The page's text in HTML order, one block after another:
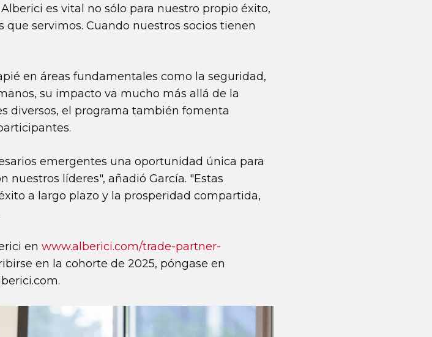
es vital no sólo para nuestro propio éxito,
servimos. Cuando nuestros socios tienen
en áreas fundamentales como la seguridad,
su impacto va mucho más allá de la
diversos, el programa también fomenta
emergentes una oportunidad única para
nuestros líderes", añadió García. "Estas
a largo plazo y la prosperidad compartida,
en www.alberici.com/trade-partner-
en la cohorte de 2025, póngase en
.